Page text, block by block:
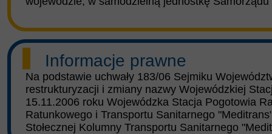
Informacje prawne
Na podstawie uchwały 183/06 Sejmiku
restrukturyzacji i zmiany nazwy Wojewódzkiej
15.11.2006 roku Wojewódzka Stacja Pogotowia
Ratunkowego i Transportu Sanitarnego
Stołecznej Kolumny Transportu Sanitarnego